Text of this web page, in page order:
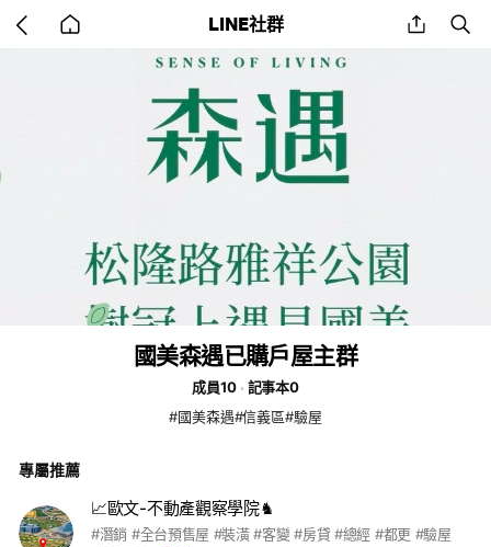
back LINE社群 share
國美森遇已購戶屋主群
成員10
記事本0
#國美森遇#信義區#驗屋
專屬推薦
📈歐文-不動產觀察學院♞
#潛銷 #全台預售屋 #裝潢 #客變 #房貸 #總經 #都更 #驗屋